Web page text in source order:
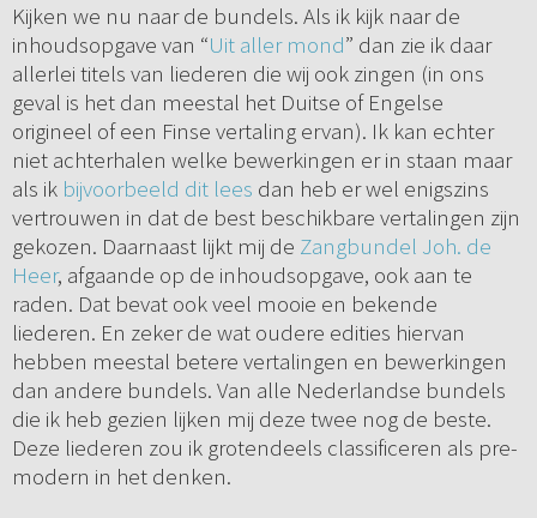
Kijken we nu naar de bundels. Als ik kijk naar de
inhoudsopgave van “Uit aller mond” dan zie ik daar
allerlei titels van liederen die wij ook zingen (in ons
geval is het dan meestal het Duitse of Engelse
origineel of een Finse vertaling ervan). Ik kan echter
niet achterhalen welke bewerkingen er in staan maar
als ik bijvoorbeeld dit lees dan heb er wel enigszins
vertrouwen in dat de best beschikbare vertalingen zijn
gekozen. Daarnaast lijkt mij de Zangbundel Joh. de
Heer, afgaande op de inhoudsopgave, ook aan te
raden. Dat bevat ook veel mooie en bekende
liederen. En zeker de wat oudere edities hiervan
hebben meestal betere vertalingen en bewerkingen
dan andere bundels. Van alle Nederlandse bundels
die ik heb gezien lijken mij deze twee nog de beste.
Deze liederen zou ik grotendeels classificeren als pre-
modern in het denken.